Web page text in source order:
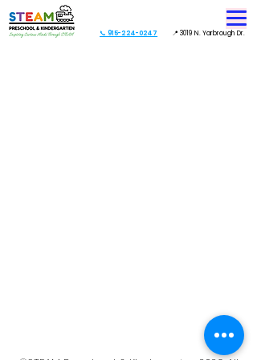
📞 915-224-0247 📍 3019 N. Yarbrough Dr.